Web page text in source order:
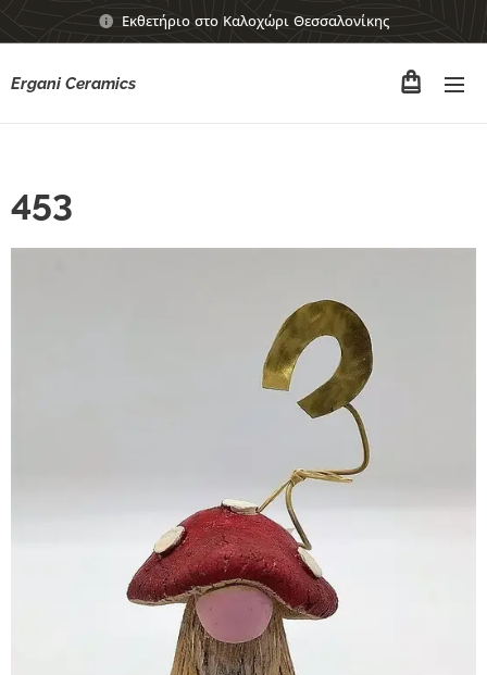
Εκθετήριο στο Καλοχώρι Θεσσαλονίκης
Ergani Ceramics
453